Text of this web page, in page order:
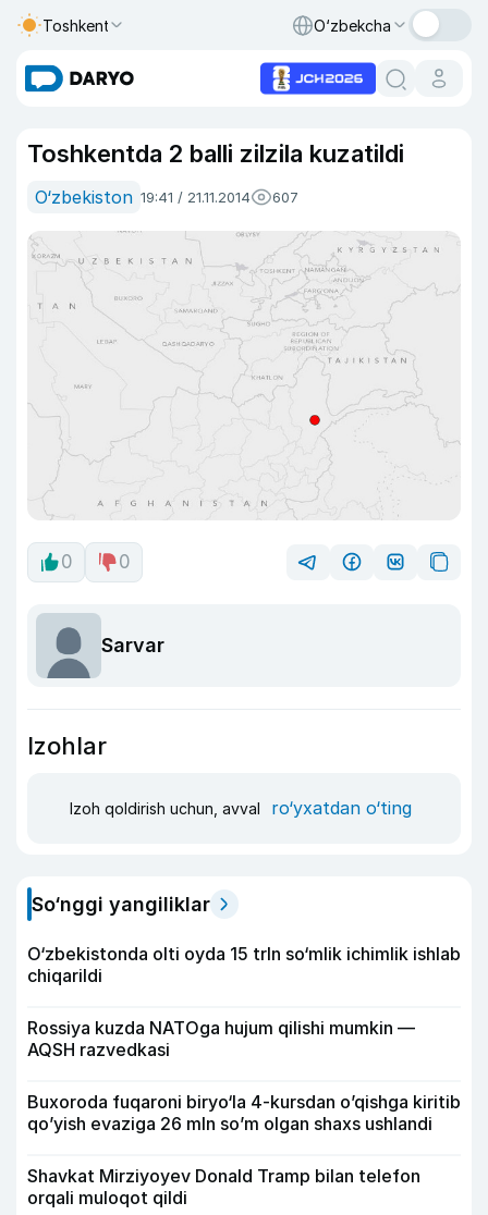
Toshkent O‘zbekcha
Toshkentda 2 balli zilzila kuzatildi
O‘zbekiston 19:41 / 21.11.2014 607
0 0
Sarvar
Izohlar
Izoh qoldirish uchun, avval ro‘yxatdan o‘ting
So‘nggi yangiliklar
O‘zbekistonda olti oyda 15 trln so‘mlik ichimlik ishlab
chiqarildi
Rossiya kuzda NATOga hujum qilishi mumkin —
AQSH razvedkasi
Buxoroda fuqaroni biryo‘la 4-kursdan o’qishga kiritib
qo’yish evaziga 26 mln so’m olgan shaxs ushlandi
Shavkat Mirziyoyev Donald Tramp bilan telefon
orqali muloqot qildi